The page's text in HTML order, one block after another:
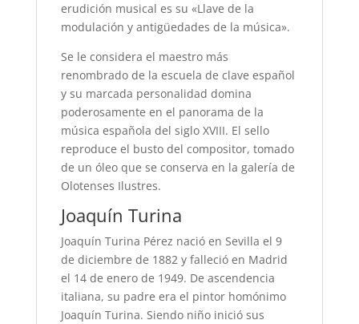
erudición musical es su «Llave de la
modulación y antigüedades de la música».
Se le considera el maestro más
renombrado de la escuela de clave español
y su marcada personalidad domina
poderosamente en el panorama de la
música española del siglo XVIII. El sello
reproduce el busto del compositor, tomado
de un óleo que se conserva en la galería de
Olotenses Ilustres.
Joaquín Turina
Joaquín Turina Pérez nació en Sevilla el 9
de diciembre de 1882 y falleció en Madrid
el 14 de enero de 1949. De ascendencia
italiana, su padre era el pintor homónimo
Joaquín Turina. Siendo niño inició sus